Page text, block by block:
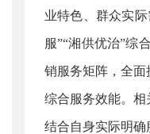
业特色、群众实
服”“湘供优治”综
销服务矩阵，全
综合服务效能。
结合自身实际明